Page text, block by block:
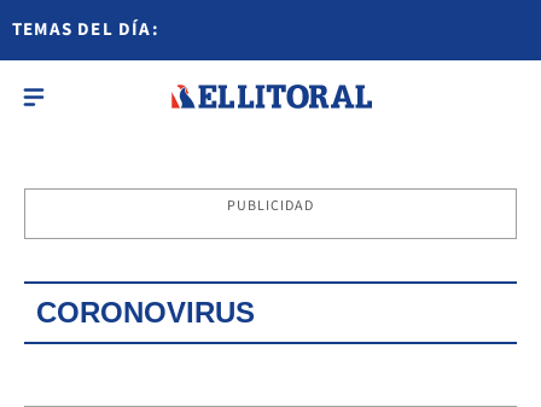
TEMAS DEL DÍA:
PUBLICIDAD
CORONOVIRUS